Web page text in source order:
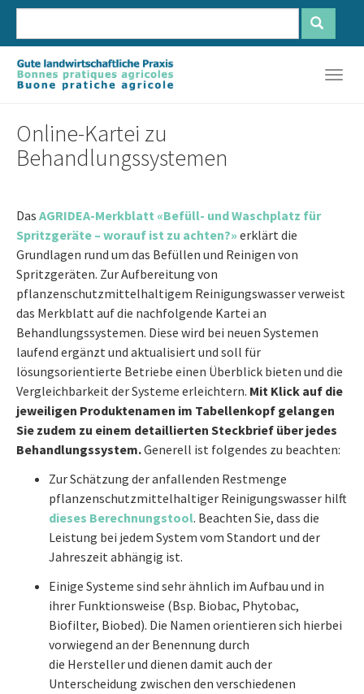
Zum
springen
Online-Kartei zu
Behandlungssystemen
Das AGRIDEA-Merkblatt «Befüll- und Waschplatz für
Spritzgeräte – worauf ist zu achten?» erklärt die
Grundlagen rund um das Befüllen und Reinigen von
Spritzgeräten. Zur Aufbereitung von
pflanzenschutzmittelhaltigem Reinigungswasser verweist
das Merkblatt auf die nachfolgende Kartei an
Behandlungssystemen. Diese wird bei neuen Systemen
laufend ergänzt und aktualisiert und soll für
lösungsorientierte Betriebe einen Überblick bieten und die
Vergleichbarkeit der Systeme erleichtern. Mit Klick auf die
jeweiligen Produktenamen im Tabellenkopf gelangen
Sie zudem zu einem detaillierten Steckbrief über jedes
Behandlungssystem.Generell ist folgendes zu beachten:
Zur Schätzung der anfallenden Restmenge
pflanzenschutzmittelhaltiger Reinigungswasser hilft
dieses Berechnungstool. Beachten Sie, dass die
Leistung bei jedem System vom Standort und der
Jahreszeit abhängig ist.
Einige Systeme sind sehr ähnlich im Aufbau und in
ihrer Funktionsweise (Bsp. Biobac, Phytobac,
Biofilter, Biobed). Die Namen orientieren sich hierbei
vorwiegend an der Benennung durch
die Hersteller und dienen damit auch der
Unterscheidung zwischen den verschiedenen